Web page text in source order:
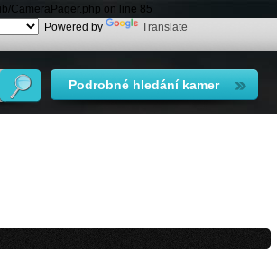
CameraPager.php on line 85
Powered by Translate
Podrobné hledání kamer